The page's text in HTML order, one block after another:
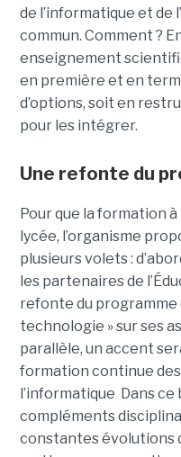
de l’informatique et de
commun. Comment ?
enseignement
en première et en
d’options, soit en
pour les intégrer.
Une refonte du
Pour que la formation à
lycée, l’organisme
plusieurs volets :
les partenaires de
refonte du programme
technologie » sur ses
parallèle, un accent
formation continue
l’informatique Dans ce
compléments
constantes évolutions